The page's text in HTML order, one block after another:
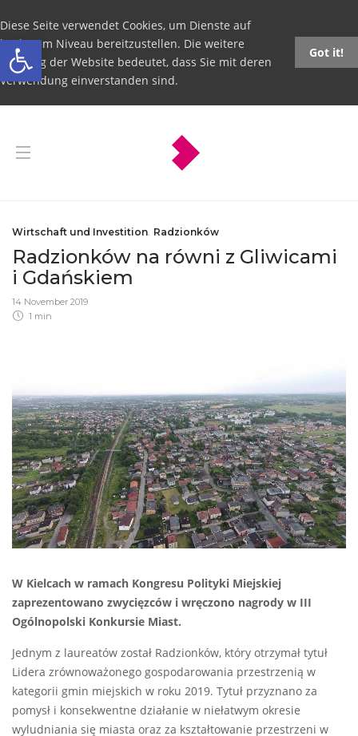
Open toolbar
Diese Seite verwendet Cookies, um Dienste auf
höchstem Niveau bereitzustellen. Die weitere
Nutzung der Website bedeutet, dass Sie mit deren
Verwendung einverstanden sind.
Got it!
Wirtschaft und Investition, Radzionków
Radzionków na równi z Gliwicami
i Gdańskiem
14 November 2019
1 min
W Kielcach w ramach Kongresu Polityki Miejskiej
zaprezentowano zwycięzców i wręczono nagrody w III
Ogólnopolski Konkursie Miast.
Jednym z laureatów został Radzionków, który otrzymał tytuł
Lidera zrównoważonego gospodarowania przestrzenią w
kategorii gmin miejskich w roku 2019. Tytuł przyznano za
pomysł i konsekwentne działanie w niełatwym okresie
wyludniania się miasta oraz za kształtowanie przestrzeni w